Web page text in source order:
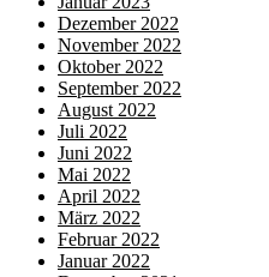
Dezember 2022
November 2022
Oktober 2022
September 2022
August 2022
Juli 2022
Juni 2022
Mai 2022
April 2022
März 2022
Februar 2022
Januar 2022